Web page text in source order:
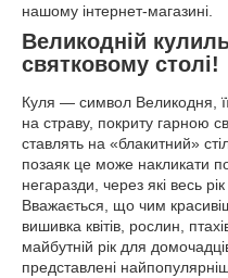
нашому інтернет-магазині.
Великодній
святковому столі!
Куля — символ Великодня,
на страву, покриту гарною
ставлять на «блакитний»
позаяк це може накликати
негаразди, через які весь
Вважається, що чим
вишивка квітів, рослин,
майбутній рік для
представлені